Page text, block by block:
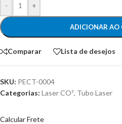
- +
ADICIONAR AO
Comparar Lista de desejos
SKU: PECT-0004
Categorias: Laser CO², Tubo Laser
Calcular Frete